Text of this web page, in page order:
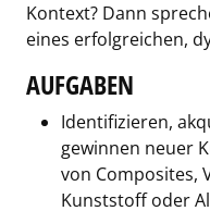
Kontext? Dann
eines erfolgreichen,
AUFGABEN
Identifizieren,
gewinnen neuer
von Composites,
Kunststoff oder